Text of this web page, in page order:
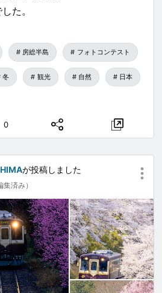
た。
房総半島 フォトコンテスト
冬 観光 自然 日本
0
が投稿しました
済み）